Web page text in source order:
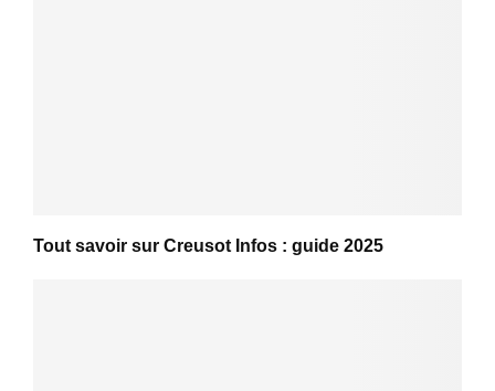
Tout savoir sur Creusot Infos : guide 2025